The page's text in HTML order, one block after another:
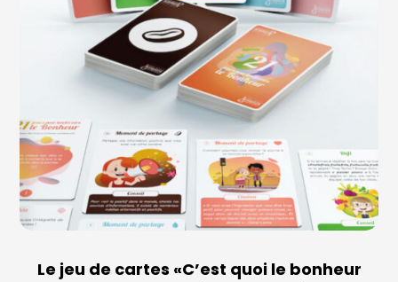
Le jeu de cartes «C’est quoi le bonheur